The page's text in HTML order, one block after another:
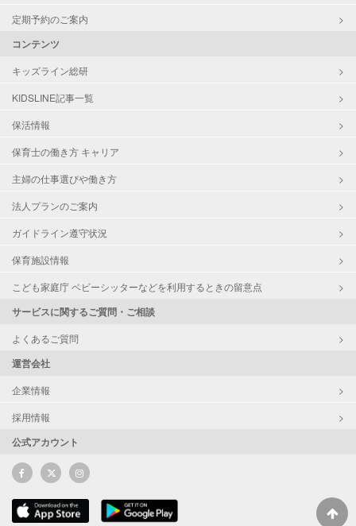
定期予約のご案内
コンテンツ
キッズライン総研
KIDSLINE記事一覧
保活情報
保育士の働き方 キャリア
主婦の仕事選びや働き方
法人プランのご案内
ガイドライン遵守状況
保育施設情報
こども家庭庁 ベビーシッターなどを利用するときの留意点
サービスに関するご質問・ご相談
よくあるご質問
運営会社
企業情報
採用情報
公式アカウント